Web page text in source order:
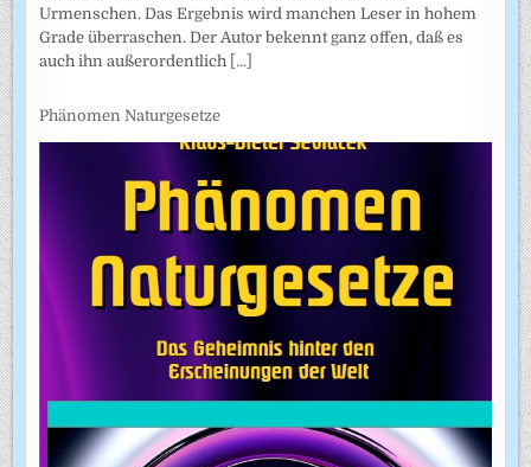
Urmenschen. Das Ergebnis wird manchen Leser in hohem
Grade überraschen. Der Autor bekennt ganz offen, daß es
auch ihn außerordentlich [...]
Phänomen Naturgesetze